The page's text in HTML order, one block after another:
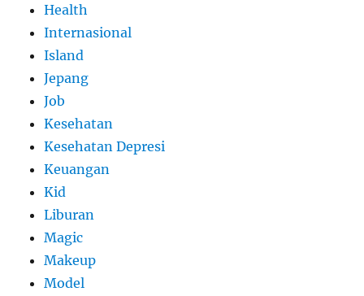
Health
Internasional
Island
Jepang
Job
Kesehatan
Kesehatan Depresi
Keuangan
Kid
Liburan
Magic
Makeup
Model